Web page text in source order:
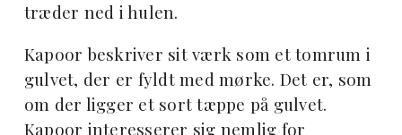
træder ned i hulen.
Kapoor beskriver sit værk som et tomrum i
gulvet, der er fyldt med mørke. Det er, som
om der ligger et sort tæppe på gulvet.
Kapoor interesserer sig nemlig for